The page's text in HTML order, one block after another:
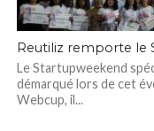
Reutiliz remporte le
Le Startupweekend
démarqué lors de cet
Webcup, il...